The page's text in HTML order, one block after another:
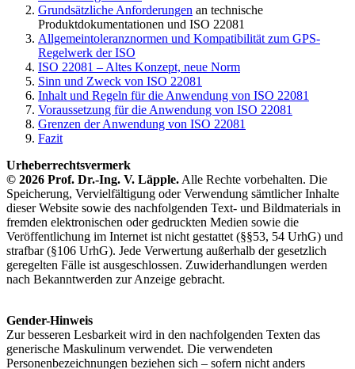
Grundsätzliche Anforderungen an technische
Produktdokumentationen und ISO 22081
Allgemeintoleranznormen und Kompatibilität zum GPS-
Regelwerk der ISO
ISO 22081 – Altes Konzept, neue Norm
Sinn und Zweck von ISO 22081
Inhalt und Regeln für die Anwendung von ISO 22081
Voraussetzung für die Anwendung von ISO 22081
Grenzen der Anwendung von ISO 22081
Fazit
Urheberrechtsvermerk
© 2026 Prof. Dr.-Ing. V. Läpple. Alle Rechte vorbehalten. Die
Speicherung, Vervielfältigung oder Verwendung sämtlicher Inhalte
dieser Website sowie des nachfolgenden Text- und Bildmaterials in
fremden elektronischen oder gedruckten Medien sowie die
Veröffentlichung im Internet ist nicht gestattet (§§53, 54 UrhG) und
strafbar (§106 UrhG). Jede Verwertung außerhalb der ge­setzlich
gere­gel­ten Fälle ist ausgeschlossen. Zuwi­derhandlungen werden
nach Bekanntwerden zur Anzeige gebracht.
Gender-Hinweis
Zur besseren Lesbarkeit wird in den nachfolgenden Texten das
generische Maskulinum verwendet. Die verwendeten
Personenbezeichnungen beziehen sich – sofern nicht anders